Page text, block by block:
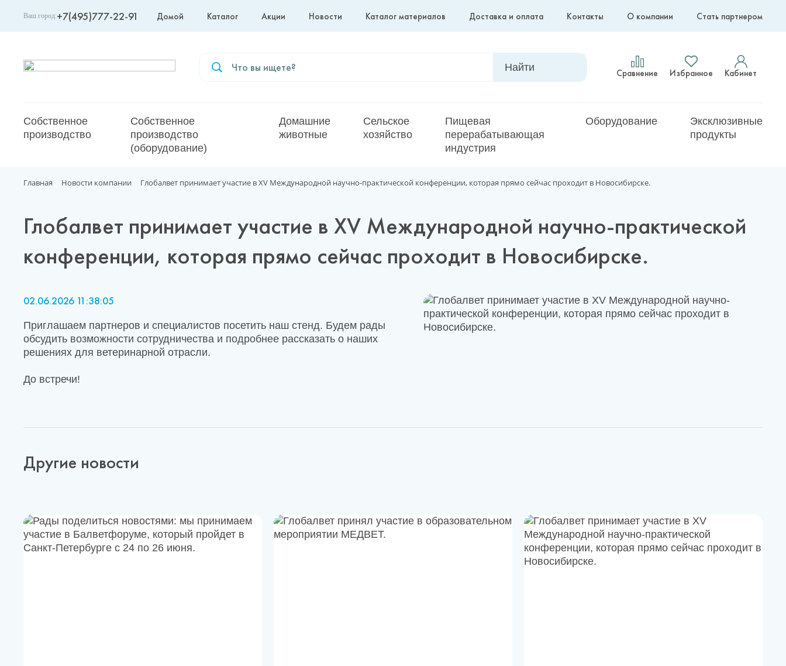
Ваш город:+7(495)777-22-91 Домой Каталог Акции Новости Каталог материалов Доставка и оплата Контакты О компании Стать партнером
Москва Сравнение Избранное Кабинет
Собственное
производство
Собственное
производство
(оборудование)
Домашние
животные
Сельское
хозяйство
Пищевая
перерабатывающая
индустрия
Оборудование
Эксклюзивные
продукты
Главная Новости компании Глобалвет принимает участие в XV Международной научно-практической конференции, которая прямо сейчас проходит в Новосибирске.
Глобалвет принимает участие в XV Международной научно-практической
конференции, которая прямо сейчас проходит в Новосибирске.
02.06.2026 11:38:05
Приглашаем партнеров и специалистов посетить наш стенд. Будем рады
обсудить возможности сотрудничества и подробнее рассказать о наших
решениях для ветеринарной отрасли.
До встречи!
Другие новости